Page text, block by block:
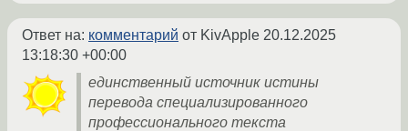
Ответ на: комментарий от KivApple 20.12.2025
13:18:30 +00:00
единственный источник истины
перевода специализированного
профессионального текста